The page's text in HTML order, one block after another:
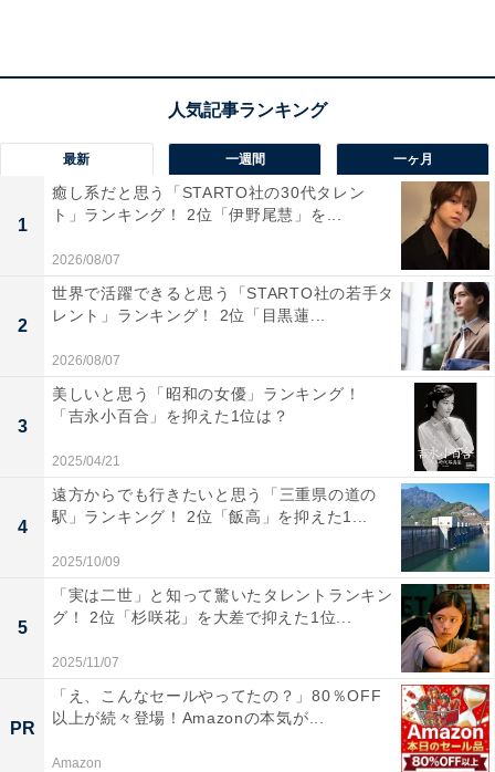
画像出典： Amazon
ジオン公国軍の主力量産型モビルスーツであるザクを改
修して機動性を高めた機体で、ブレードアンテナの装備
などが追加されています。
シャアのパーソナルカラーである「赤色」で塗装してお
り、その色にちなんで「赤い彗星」と呼ばれました。シ
ャアが操ることで通常のザクと比べて「通常の3倍のス
ピード」を発揮したとされています。
回答者からは、「シャアと言えばもう『シャア専用ザ
ク』一択なので」（30代女性／福島県）、「通常の3倍
の速さで動くことができるザクと、印象の残る赤いカラ
ーが明らかに他の敵キャラとは違うというインパクトの
強さがあったからです」（20代男性／東京都）、「似合
最新 一週間 一ヶ月
1
癒し系だと思う「STARTO社の30代タレン
ト」ランキング！ 2位「伊野尾慧」を...
2026/08/07
2
世界で活躍できると思う「STARTO社の若手タ
レント」ランキング！ 2位「目黒蓮...
2026/08/07
3
美しいと思う「昭和の女優」ランキング！
「吉永小百合」を抑えた1位は？
2025/04/21
4
遠方からでも行きたいと思う「三重県の道の
駅」ランキング！ 2位「飯高」を抑えた1...
2025/10/09
5
「実は二世」と知って驚いたタレントランキン
グ！ 2位「杉咲花」を大差で抑えた1位...
2025/11/07
PR
「え、こんなセールやってたの？」80％OFF
以上が続々登場！Amazonの本気が...
Amazon